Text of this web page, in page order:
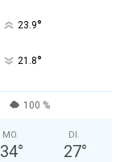
23.9°
21.8°
100 %
MO.
34°
DI.
27°